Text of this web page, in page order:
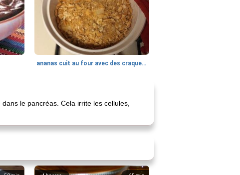
ananas cuit au four avec des craquelins
le pancréas. Cela irrite les cellules,